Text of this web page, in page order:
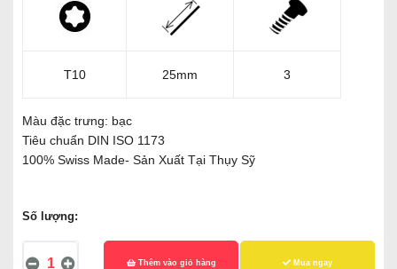
T10 25mm 3
Màu đặc trưng: bạc
Tiêu chuẩn DIN ISO 1173
100% Swiss Made- Sản Xuất Tại Thụy Sỹ
Số lượng:
Thêm vào giỏ hàng Mua ngay